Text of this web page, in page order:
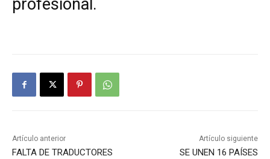
profesional.
Artículo anterior
FALTA DE TRADUCTORES
Artículo siguiente
SE UNEN 16 PAÍSES